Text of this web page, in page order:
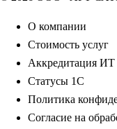
О компании
Стоимость услуг
Аккредитация ИТ
Статусы 1С
Политика
Согласие на